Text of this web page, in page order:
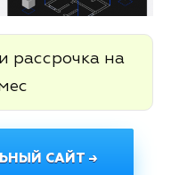
рассрочка на
САЙТ →